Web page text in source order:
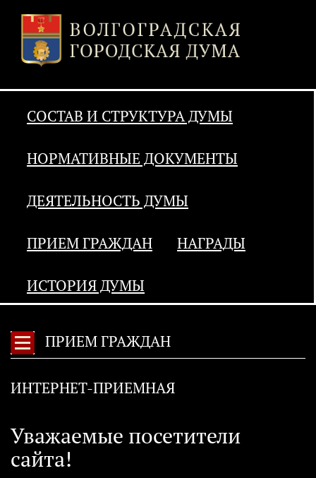
СОСТАВ И СТРУКТУРА ДУМЫ
НОРМАТИВНЫЕ ДОКУМЕНТЫ
ДЕЯТЕЛЬНОСТЬ ДУМЫ
ПРИЕМ ГРАЖДАН НАГРАДЫ
ИСТОРИЯ ДУМЫ
ПРИЕМ ГРАЖДАН
ИНТЕРНЕТ-ПРИЕМНАЯ
Уважаемые посетители
сайта!